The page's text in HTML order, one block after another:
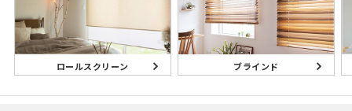
ロールスクリーン ブラインド